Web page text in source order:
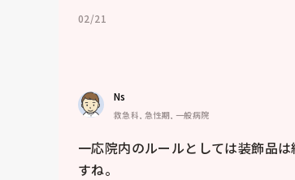
02/21
Ns
救急科, 急性期, 一般病院
一応院内のルールとしては装飾品
すね。